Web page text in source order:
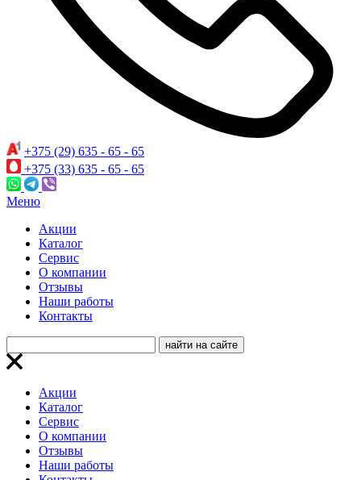
+375 (29) 635 - 65 - 65
+375 (33) 635 - 65 - 65
Меню
Акции
Каталог
Сервис
О компании
Отзывы
Наши работы
Контакты
Акции
Каталог
Сервис
О компании
Отзывы
Наши работы